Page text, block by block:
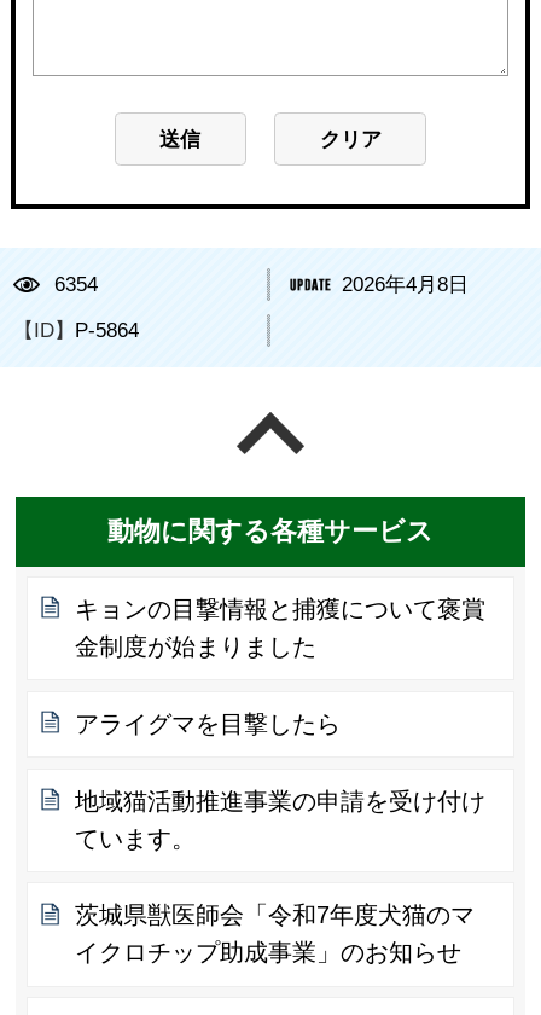
6354 2026年4月8日
【ID】 P-5864
動物に関する各種サービス
キョンの目撃情報と捕獲について褒賞
金制度が始まりました
アライグマを目撃したら
地域猫活動推進事業の申請を受け付け
ています。
茨城県獣医師会「令和7年度犬猫のマ
イクロチップ助成事業」のお知らせ